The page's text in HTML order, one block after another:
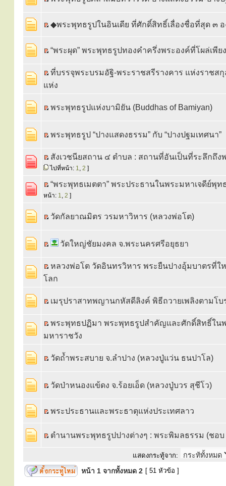
◆พระพุทธรูปในอินเดีย ที่ศักดิ์สิทธิ์เลื่องชื่อที่สุด ๓
“พระผุด” พระพุทธรูปทองคำครึ่งพระองค์ที่โผล่เพีย
ที่บรรจุพระบรมอัฐิ-พระราชสรีรางคาร แห่งราชส
แห่ง
พระพุทธรูปแห่งบามิยัน (Buddhas of Bamiyan)
พระพุทธรูป “ปางแสดงธรรม” กับ “ปางปฐมเทศนา”
สังเวชนียสถาน ๔ ตำบล : สถานที่อันเป็นที่ระลึกถึง
ไปที่หน้า: 1, 2 ]
“พระพุทธเมตตา” พระประธานในพระมหาเจดีย์พุท
หน้า: 1, 2 ]
วัดกัลยาณมิตร วรมหาวิหาร (หลวงพ่อโต)
วัดใหญ่ชัยมงคล จ.พระนครศรีอยุธยา
หลวงพ่อโต วัดอินทรวิหาร พระยืนปางอุ้มบาตรที่
โลก
เมรุปราสาทพญานกหัสดีลิงค์ พิธีถวายเพลิงตามโ
พระพุทธปฏิมา พระพุทธรูปสำคัญและศักดิ์สิทธิ์ใน
มหาราชวัง
วัดถ้ำพระสบาย จ.ลำปาง (หลวงปู่แว่น ธนปาโล)
วัดป่าหนองแข้ดง จ.ร้อยเอ็ด (หลวงปู่บวร สุชีโว)
พระประธานและพระธาตุแห่งประเทศลาว
ตำนานพระพุทธรูปปางต่างๆ : พระพิมลธรรม (ชอบ
แสดงกระทู้จาก:
หน้า 1 จากทั้งหมด 2 [ 51 หัวข้อ ]